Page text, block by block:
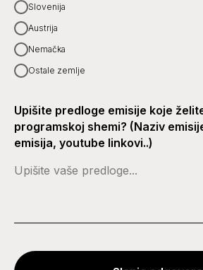
Slovenija
Austrija
Nemačka
Ostale zemlje
Upišite predloge emisije koje
programskoj shemi? (Naziv
emisija, youtube linkovi..)